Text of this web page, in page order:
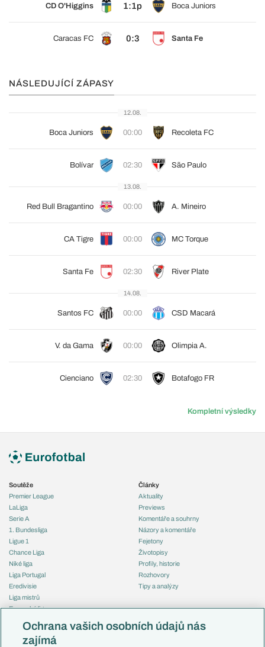
CD O'Higgins 1:1p Boca Juniors
Caracas FC 0:3 Santa Fe
NÁSLEDUJÍCÍ ZÁPASY
12.08.
Boca Juniors 00:00 Recoleta FC
Bolívar 02:30 São Paulo
13.08.
Red Bull Bragantino 00:00 A. Mineiro
CA Tigre 00:00 MC Torque
Santa Fe 02:30 River Plate
14.08.
Santos FC 00:00 CSD Macará
V. da Gama 00:00 Olimpia A.
Cienciano 02:30 Botafogo FR
Kompletní výsledky
Soutěže
Premier League
LaLiga
Serie A
1. Bundesliga
Ligue 1
Chance Liga
Niké liga
Liga Portugal
Eredivisie
Liga mistrů
Evropská liga
Mistrovství světa
Liga národů
Články
Aktuality
Previews
Komentáře a souhrny
Názory a komentáře
Fejetony
Životopisy
Profily, historie
Rozhovory
Tipy a analýzy
Česko
Ochrana vašich osobních údajů nás
zajímá